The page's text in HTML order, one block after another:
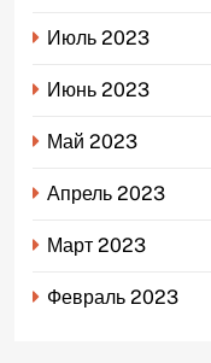
Июль 2023
Июнь 2023
Май 2023
Апрель 2023
Март 2023
Февраль 2023